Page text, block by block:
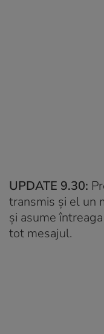
UPDATE 9.30:
transmis și el un
și asume
tot mesajul.